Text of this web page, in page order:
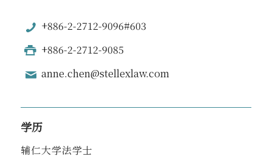
+886-2-2712-9096#603
+886-2-2712-9085
anne.chen@stellexlaw.com
学历
辅仁大学法学士